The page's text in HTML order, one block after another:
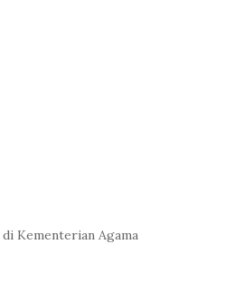
Kementerian Agama